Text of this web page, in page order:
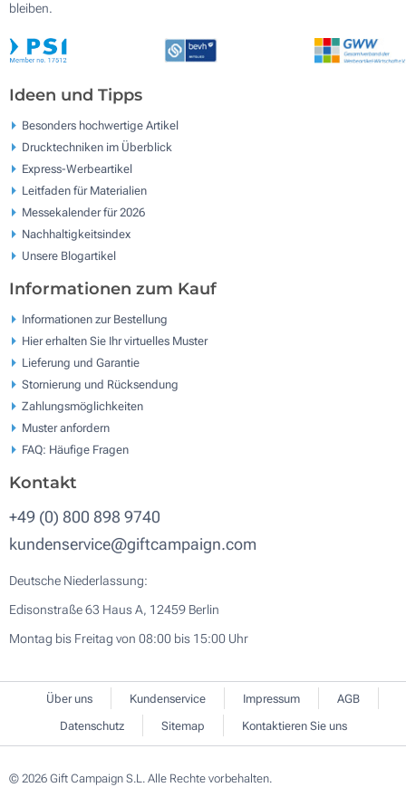
bleiben.
Ideen und Tipps
Besonders hochwertige Artikel
Drucktechniken im Überblick
Express-Werbeartikel
Leitfaden für Materialien
Messekalender für 2026
Nachhaltigkeitsindex
Unsere Blogartikel
Informationen zum Kauf
Informationen zur Bestellung
Hier erhalten Sie Ihr virtuelles Muster
Lieferung und Garantie
Stornierung und Rücksendung
Zahlungsmöglichkeiten
Muster anfordern
FAQ: Häufige Fragen
Kontakt
+49 (0) 800 898 9740
kundenservice@giftcampaign.com
Deutsche Niederlassung:
Edisonstraße 63 Haus A, 12459 Berlin
Montag bis Freitag von 08:00 bis 15:00 Uhr
Über uns Kundenservice Impressum
AGB
Datenschutz
Sitemap Kontaktieren Sie uns
© 2026 Gift Campaign S.L. Alle Rechte vorbehalten.